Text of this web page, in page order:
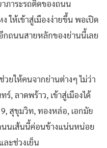
าภาระรถติดของถนน
ให้เข้าสู่เมืองง่ายขึ้น พอเปิด
กถนนสายหลักของย่านนี้เลย
ยให้คนจากย่านต่างๆ ไม่ว่า
, ลาดพร้าว, เข้าสู่เมืองได้
สุขุมวิท, ทองหล่อ, เอกมัย
ถนนเส้นนี้ค่อนข้างแน่นหน่อย
ละช่วงเย็น